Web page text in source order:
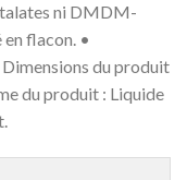
ni DMDM-
flacon. •
du produit
du produit : Liquide